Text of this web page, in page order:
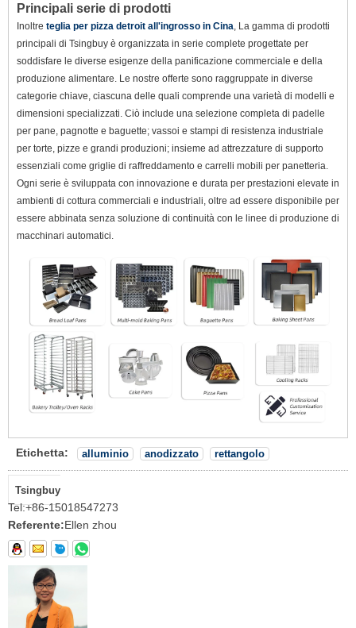
Principali serie di prodotti
Inoltre teglia per pizza detroit all'ingrosso in Cina , La gamma di prodotti
principali di Tsingbuy è organizzata in serie complete progettate per
soddisfare le diverse esigenze della panificazione commerciale e della
produzione alimentare. Le nostre offerte sono raggruppate in diverse
categorie chiave, ciascuna delle quali comprende una varietà di modelli e
dimensioni specializzati. Ciò include una selezione completa di padelle
per pane, pagnotte e baguette; vassoi e stampi di resistenza industriale
per torte, pizze e grandi produzioni; insieme ad attrezzature di supporto
essenziali come griglie di raffreddamento e carrelli mobili per panetteria.
Ogni serie è sviluppata con innovazione e durata per prestazioni elevate in
ambienti di cottura commerciali e industriali, oltre ad essere disponibile per
essere abbinata senza soluzione di continuità con le linee di produzione di
macchinari automatici.
Etichetta: alluminio anodizzato rettangolo
Tsingbuy
Tel:+86-15018547273
Referente:Ellen zhou